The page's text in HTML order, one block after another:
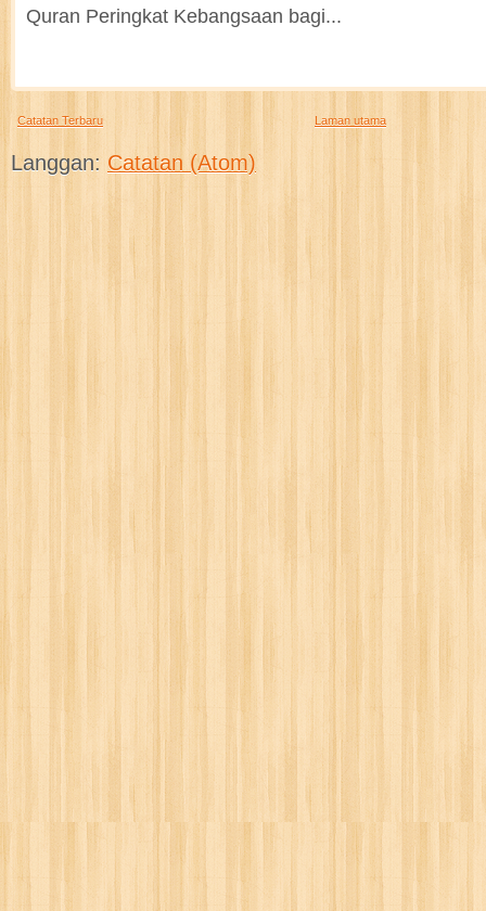
Quran Peringkat Kebangsaan bagi...
Catatan Terbaru Laman utama
Langgan: Catatan (Atom)